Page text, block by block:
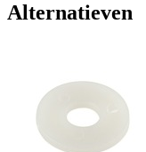
Alternatieven